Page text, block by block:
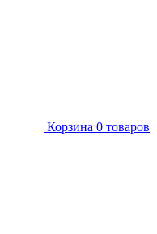
Корзина 0 товаров